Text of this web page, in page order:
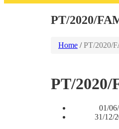
PT/2020/
Home / PT/2020/
PT/2020/
01/
31/12/